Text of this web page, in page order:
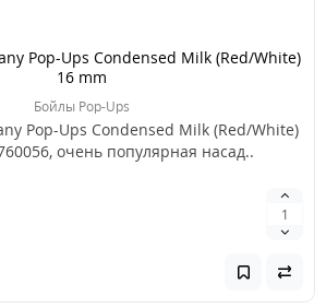
Pop-Ups Condensed Milk (Red/White)
16 mm
Бойлы Pop-Ups
Pop-Ups Condensed Milk (Red/White)
очень популярная насад..